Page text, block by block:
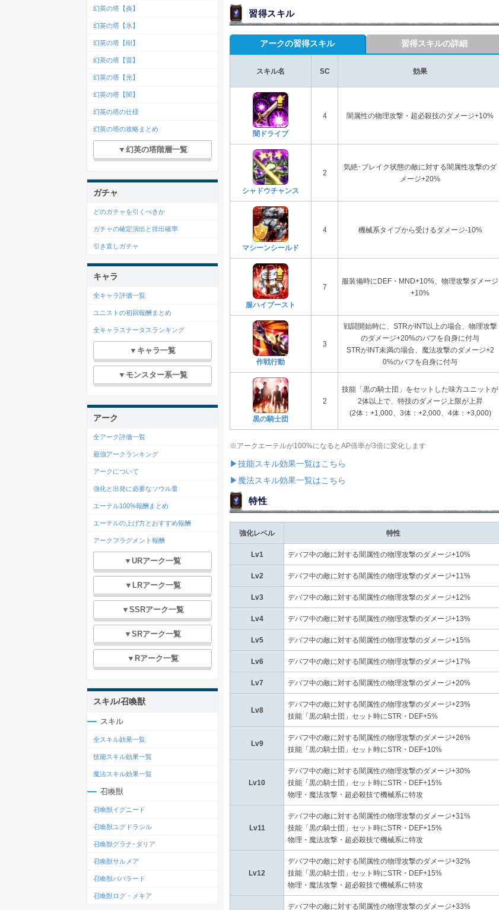
習得スキル
アークの習得スキル 習得スキルの詳細
スキル名 SC 効果
闇ドライブ
4 闇属性の物理攻撃・超必殺技のダメージ+10%
シャドウチャンス
2
気絶･ブレイク状態の敵に対する闇属性攻撃のダ
メージ+20%
マシーンシールド
4 機械系タイプから受けるダメージ-10%
服ハイブースト
7
服装備時にDEF・MND+10%、物理攻撃ダメージ
+10%
作戦行動
3
戦闘開始時に、STRがINT以上の場合、物理攻撃
のダメージ+20%のバフを自身に付与
STRがINT未満の場合、魔法攻撃のダメージ+2
0%のバフを自身に付与
黒の騎士団
2
技能「黒の騎士団」をセットした味方ユニットが
2体以上で、特技のダメージ上限が上昇
(2体：+1,000、3体：+2,000、4体：+3,000)
※アークエーテルが100%になるとAP倍率が3倍に変化します
▶技能スキル効果一覧はこちら
▶魔法スキル効果一覧はこちら
特性
強化レベル 特性
Lv1 デバフ中の敵に対する闇属性の物理攻撃のダメージ+10%
Lv2 デバフ中の敵に対する闇属性の物理攻撃のダメージ+11%
Lv3 デバフ中の敵に対する闇属性の物理攻撃のダメージ+12%
Lv4 デバフ中の敵に対する闇属性の物理攻撃のダメージ+13%
Lv5 デバフ中の敵に対する闇属性の物理攻撃のダメージ+15%
Lv6 デバフ中の敵に対する闇属性の物理攻撃のダメージ+17%
Lv7 デバフ中の敵に対する闇属性の物理攻撃のダメージ+20%
Lv8
デバフ中の敵に対する闇属性の物理攻撃のダメージ+23%
技能「黒の騎士団」セット時にSTR・DEF+5%
Lv9
デバフ中の敵に対する闇属性の物理攻撃のダメージ+26%
技能「黒の騎士団」セット時にSTR・DEF+10%
Lv10
デバフ中の敵に対する闇属性の物理攻撃のダメージ+30%
技能「黒の騎士団」セット時にSTR・DEF+15%
物理・魔法攻撃・超必殺技で機械系に特攻
Lv11
デバフ中の敵に対する闇属性の物理攻撃のダメージ+31%
技能「黒の騎士団」セット時にSTR・DEF+15%
物理・魔法攻撃・超必殺技で機械系に特攻
Lv12
デバフ中の敵に対する闇属性の物理攻撃のダメージ+32%
技能「黒の騎士団」セット時にSTR・DEF+15%
物理・魔法攻撃・超必殺技で機械系に特攻
デバフ中の敵に対する闇属性の物理攻撃のダメージ+33%
幻英の塔【炎】
幻英の塔【氷】
幻英の塔【樹】
幻英の塔【雷】
幻英の塔【光】
幻英の塔【闇】
幻英の塔の仕様
幻英の塔の攻略まとめ
▼幻英の塔階層一覧
ガチャ
どのガチャを引くべきか
ガチャの確定演出と排出確率
引き直しガチャ
キャラ
全キャラ評価一覧
ユニストの初回報酬まとめ
全キャラステータスランキング
▼キャラ一覧
▼モンスター系一覧
アーク
全アーク評価一覧
最強アークランキング
アークについて
強化と出発に必要なソウル量
エーテル100%報酬まとめ
エーテルの上げ方とおすすめ報酬
アークフラグメント報酬
▼URアーク一覧
▼LRアーク一覧
▼SSRアーク一覧
▼SRアーク一覧
▼Rアーク一覧
スキル/召喚獣
スキル
全スキル効果一覧
技能スキル効果一覧
魔法スキル効果一覧
召喚獣
召喚獣イグニード
召喚獣ユグドラシル
召喚獣グラナ･ダリア
召喚獣サルメア
召喚獣ババラード
召喚獣ログ・メキア